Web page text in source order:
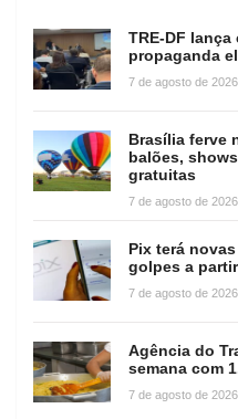
TRE-DF
propaganda
7 de agosto de 2026
Brasília ferve
balões,
gratuitas
7 de agosto de 2026
Pix terá
golpes a
7 de agosto de 2026
Agência do
semana com
7 de agosto de 2026